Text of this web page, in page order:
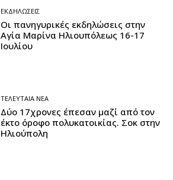
ΕΚΔΗΛΏΣΕΙΣ
Οι πανηγυρικές εκδηλώσεις στην
Αγία Μαρίνα Ηλιουπόλεως 16-17
Ιουλίου
ΤΕΛΕΥΤΑΊΑ ΝΈΑ
Δύο 17χρονες έπεσαν μαζί από τον
έκτο όροφο πολυκατοικίας. Σοκ στην
Ηλιούπολη